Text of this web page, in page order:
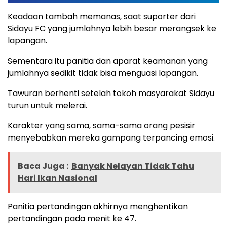
Keadaan tambah memanas, saat suporter dari
Sidayu FC yang jumlahnya lebih besar merangsek ke
lapangan.
Sementara itu panitia dan aparat keamanan yang
jumlahnya sedikit tidak bisa menguasi lapangan.
Tawuran berhenti setelah tokoh masyarakat Sidayu
turun untuk melerai.
Karakter yang sama, sama-sama orang pesisir
menyebabkan mereka gampang terpancing emosi.
Baca Juga : Banyak Nelayan Tidak Tahu
Hari Ikan Nasional
Panitia pertandingan akhirnya menghentikan
pertandingan pada menit ke 47.